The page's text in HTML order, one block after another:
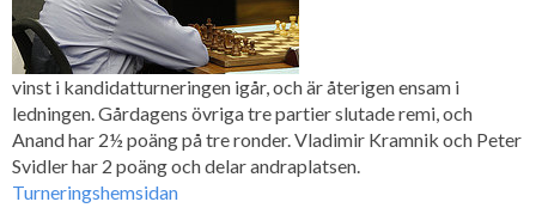
vinst i kandidatturneringen igår, och är återigen ensam i
ledningen. Gårdagens övriga tre partier slutade remi, och
Anand har 2½ poäng på tre ronder. Vladimir Kramnik och Peter
Svidler har 2 poäng och delar andraplatsen.
Turneringshemsidan